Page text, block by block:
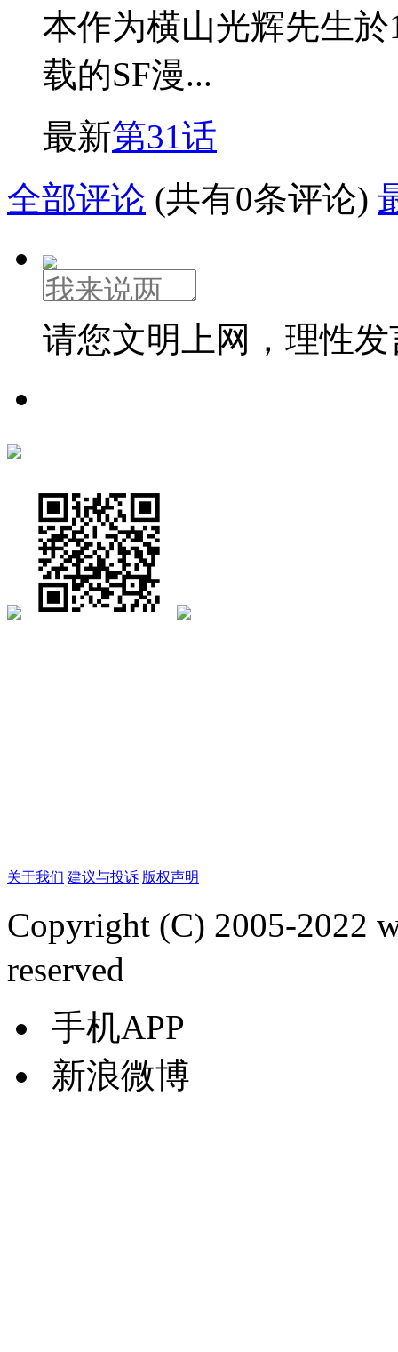
本作为横山光辉先生於
载的SF漫...
最新第31话
全部评论 (共有0条评论)
请您文明上网，理性
关于我们 建议与投诉 版权声明
Copyright (C) 2005-2022
reserved
手机APP
新浪微博